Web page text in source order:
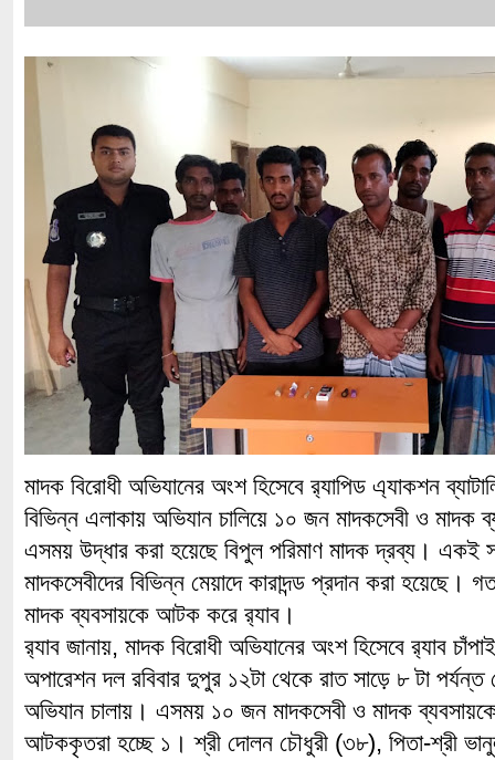
মাদক বিরোধী অভিযানের অংশ হিসেবে র‌্যাপিড এ্যাকশন
বিভিন্ন এলাকায় অভিযান চালিয়ে ১০ জন মাদকসেবী ও
এসময় উদ্ধার করা হয়েছে বিপুল পরিমাণ মাদক দ্রব্য। একই
মাদকসেবীদের বিভিন্ন মেয়াদে কারাদন্ড প্রদান করা হয়েছে।
মাদক ব্যবসায়কে আটক করে র‌্যাব।
র‌্যাব জানায়, মাদক বিরোধী অভিযানের অংশ হিসেবে র‌্যাব
অপারেশন দল রবিবার দুপুর ১২টা থেকে রাত সাড়ে ৮ টা পর্যন্ত
অভিযান চালায়। এসময় ১০ জন মাদকসেবী ও মাদক
আটককৃতরা হচ্ছে ১। শ্রী দোলন চৌধুরী (৩৮), পিতা-শ্রী